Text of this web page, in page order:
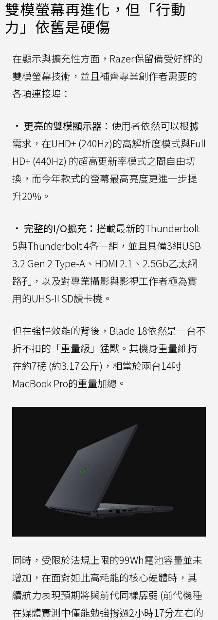
雙模螢幕再進化，但「行動
力」依舊是硬傷
在顯示與擴充性方面，Razer保留備受好評的
雙模螢幕技術，並且補齊專業創作者需要的
各項連接埠：
• 更亮的雙模顯示器： 使用者依然可以根據
需求，在UHD+ (240Hz)的高解析度模式與Full
HD+ (440Hz) 的超高更新率模式之間自由切
換，而今年款式的螢幕最高亮度更進一步提
升20%。
• 完整的I/O擴充： 搭載最新的Thunderbolt
5與Thunderbolt 4各一組，並且具備3組USB
3.2 Gen 2 Type-A、HDMI 2.1、2.5Gb乙太網
路孔，以及對專業攝影與影視工作者極為實
用的UHS-II SD讀卡機。
但在強悍效能的背後，Blade 18依然是一台不
折不扣的「重量級」猛獸。其機身重量維持
在約7磅 (約3.17公斤)，相當於兩台14吋
MacBook Pro的重量加總。
同時，受限於法規上限的99Wh電池容量並未
增加，在面對如此高耗能的核心硬體時，其
續航力表現預期將與前代同樣孱弱 (前代機種
在媒體實測中僅能勉強撐過2小時17分左右的